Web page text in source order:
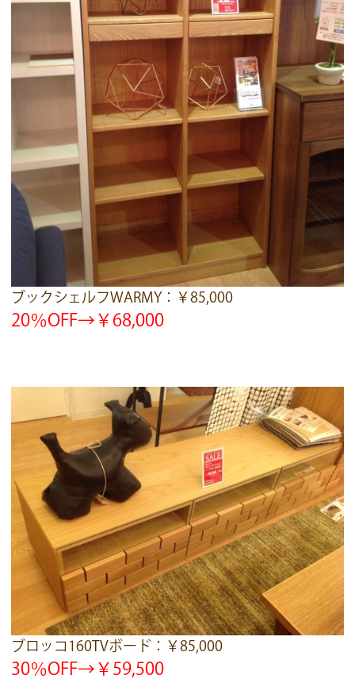
ブックシェルフWARMY：￥85,000
20％OFF→￥68,000
ブロッコ160TVボード：￥85,000
30％OFF→￥59,500